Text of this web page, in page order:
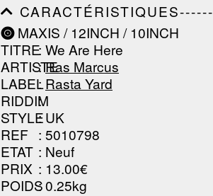
------------------------------
MAXIS / 12INCH / 10INCH
TITRE: We Are Here
ARTISTE
:Ras Marcus
LABEL
:Rasta Yard
RIDDIM
:
STYLE: UK
REF : 5010798
ETAT : Neuf
PRIX : 13.00€
POIDS: 0.25kg